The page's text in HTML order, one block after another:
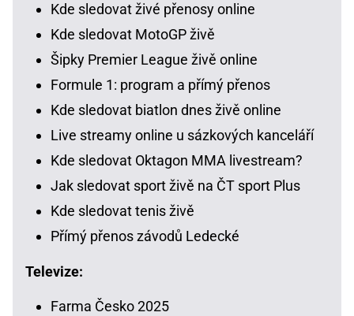
Kde sledovat živé přenosy online
Kde sledovat MotoGP živě
Šipky Premier League živě online
Formule 1: program a přímý přenos
Kde sledovat biatlon dnes živě online
Live streamy online u sázkových kanceláří
Kde sledovat Oktagon MMA livestream?
Jak sledovat sport živě na ČT sport Plus
Kde sledovat tenis živě
Přímý přenos závodů Ledecké
Televize:
Farma Česko 2025